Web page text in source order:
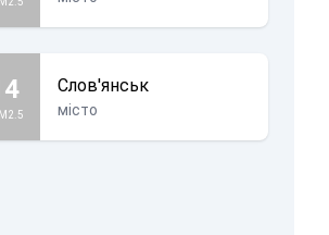
Слов'янськ
місто